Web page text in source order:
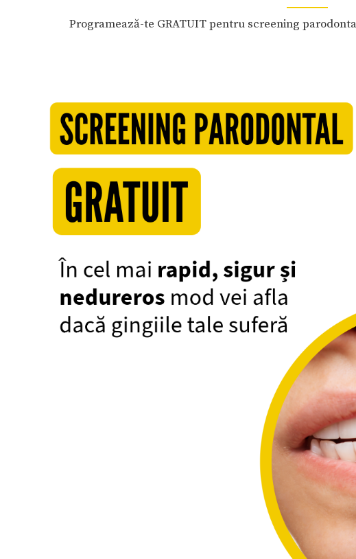
Programează-te GRATUIT pentru screening